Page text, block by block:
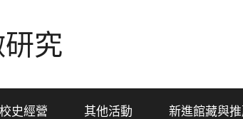
究
校史經營 其他活動 新進館藏與